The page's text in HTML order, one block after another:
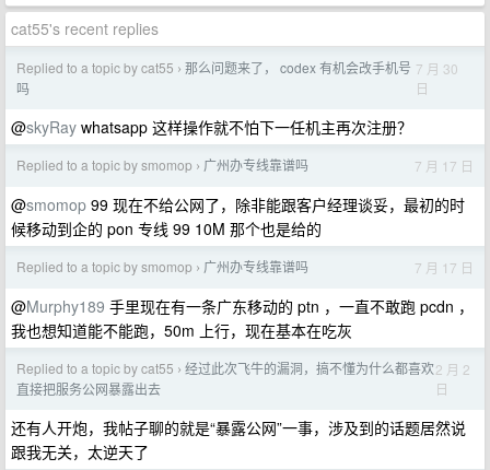
cat55's recent replies
Replied to a topic by cat55 › 那么问题来了， codex 有机会改手机号
吗
7 月 30
日
@skyRay whatsapp 这样操作就不怕下一任机主再次注册？
Replied to a topic by smomop › 广州办专线靠谱吗 7 月 17 日
@smomop 99 现在不给公网了，除非能跟客户经理谈妥，最初的时
候移动到企的 pon 专线 99 10M 那个也是给的
Replied to a topic by smomop › 广州办专线靠谱吗 7 月 17 日
@Murphy189 手里现在有一条广东移动的 ptn ，一直不敢跑 pcdn ，
我也想知道能不能跑，50m 上行，现在基本在吃灰
Replied to a topic by cat55 › 经过此次飞牛的漏洞，搞不懂为什么都喜欢
直接把服务公网暴露出去
2 月 2
日
还有人开炮，我帖子聊的就是“暴露公网”一事，涉及到的话题居然说
跟我无关，太逆天了